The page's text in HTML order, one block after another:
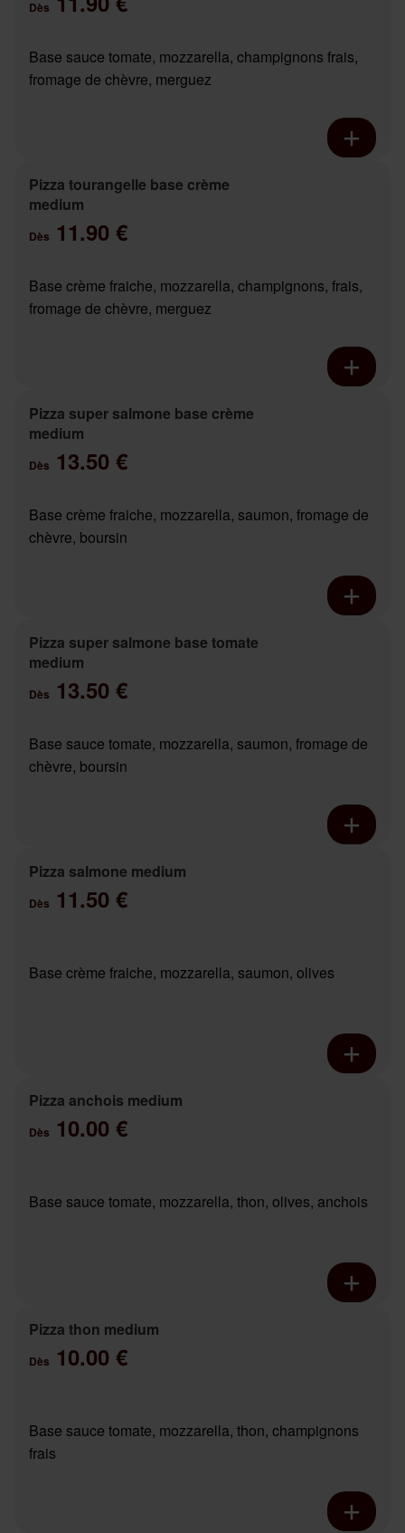
Dès
Base sauce tomate, mozzarella, champignons frais,
fromage de chèvre, merguez
Pizza tourangelle base crème
medium
Dès 11.90 €
Base crème fraiche, mozzarella, champignons, frais,
fromage de chèvre, merguez
Pizza super salmone base crème
medium
Dès 13.50 €
Base crème fraiche, mozzarella, saumon, fromage de
chèvre, boursin
Pizza super salmone base tomate
medium
Dès 13.50 €
Base sauce tomate, mozzarella, saumon, fromage de
chèvre, boursin
Pizza salmone medium
Dès 11.50 €
Base crème fraiche, mozzarella, saumon, olives
Pizza anchois medium
Dès 10.00 €
Base sauce tomate, mozzarella, thon, olives, anchois
Pizza thon medium
Dès 10.00 €
Base sauce tomate, mozzarella, thon, champignons
frais